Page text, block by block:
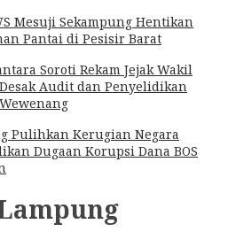
Mesuji Sekampung Hentikan
Pantai di Pesisir Barat
Soroti Rekam Jejak Wakil
Audit dan Penyelidikan
Pulihkan Kerugian Negara
Dugaan Korupsi Dana BOS